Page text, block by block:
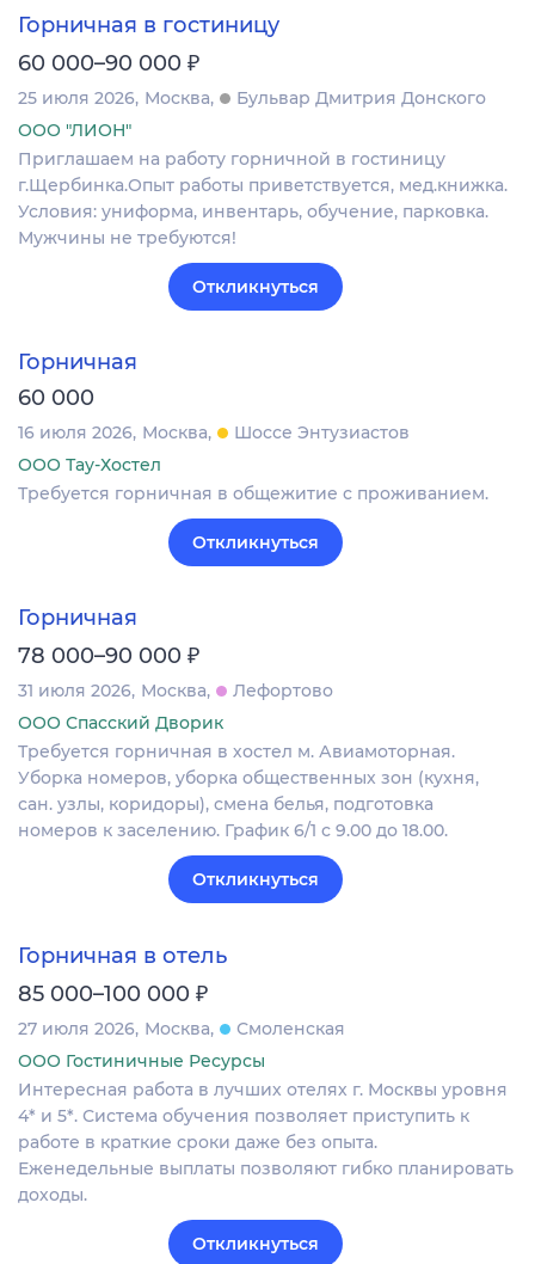
Горничная в гостиницу
60 000–90 000 ₽
25 июля 2026 Москва
Бульвар Дмитрия Донского
ООО "ЛИОН"
Приглашаем на работу горничной в гостиницу
г.Щербинка.Опыт работы приветствуется, мед.книжка.
Условия: униформа, инвентарь, обучение, парковка.
Мужчины не требуются!
Откликнуться
Горничная
60 000
16 июля 2026 Москва
Шоссе Энтузиастов
ООО Тау-Хостел
Требуется горничная в общежитие с проживанием.
Откликнуться
Горничная
78 000–90 000 ₽
31 июля 2026 Москва
Лефортово
ООО Спасский Дворик
Требуется горничная в хостел м. Авиамоторная.
Уборка номеров, уборка общественных зон (кухня,
сан. узлы, коридоры), смена белья, подготовка
номеров к заселению. График 6/1 с 9.00 до 18.00.
Откликнуться
Горничная в отель
85 000–100 000 ₽
27 июля 2026 Москва
Смоленская
ООО Гостиничные Ресурсы
Интересная работа в лучших отелях г. Москвы уровня
4* и 5*. Система обучения позволяет приступить к
работе в краткие сроки даже без опыта.
Еженедельные выплаты позволяют гибко планировать
доходы.
Откликнуться